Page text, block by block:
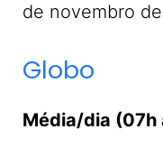
de novembro
Globo
Média/dia (07h